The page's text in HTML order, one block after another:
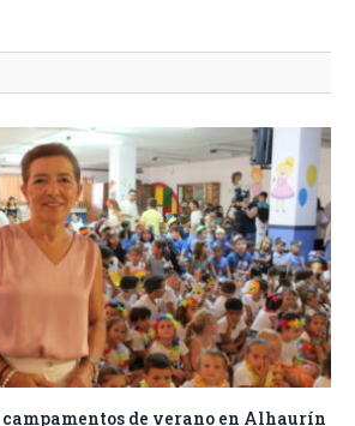
campamentos de verano en Alhaurín